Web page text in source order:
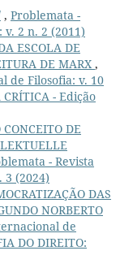
, Problemata -
2 n. 2 (2011)
ESCOLA DE
DE MARX ,
de Filosofia: v. 10
- Edição
CONCEITO DE
- Revista
3 (2024)
DAS
NORBERTO
de
DO DIREITO: